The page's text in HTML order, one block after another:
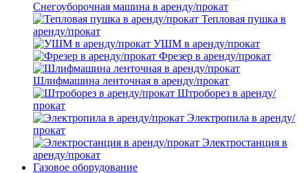
Снегоуборочная машина в аренду/прокат
Тепловая пушка в
аренду/прокат
УШМ в аренду/прокат
Фрезер в аренду/прокат
Шлифмашина ленточная в аренду/прокат
Штроборез в аренду/
прокат
Электропила в аренду/
прокат
Электростанция в
аренду/прокат
Газовое оборудование